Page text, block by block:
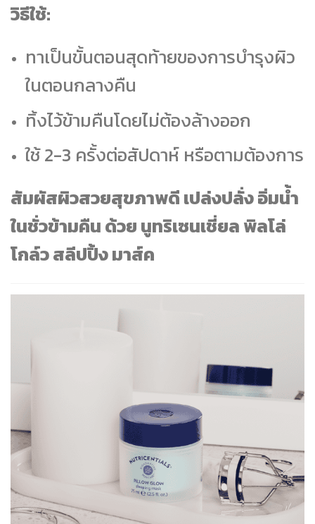
วิธีใช้:
ทาเป็นขั้นตอนสุดท้ายของการบำรุงผิว
ในตอนกลางคืน
ทิ้งไว้ข้ามคืนโดยไม่ต้องล้างออก
ใช้ 2-3 ครั้งต่อสัปดาห์ หรือตามต้องการ
สัมผัสผิวสวยสุขภาพดี เปล่งปลั่ง อิ่มน้ำ
ในชั่วข้ามคืน ด้วย นูทริเซนเชี่ยล พิลโล่
โกล์ว สลีปปิ้ง มาส์ค